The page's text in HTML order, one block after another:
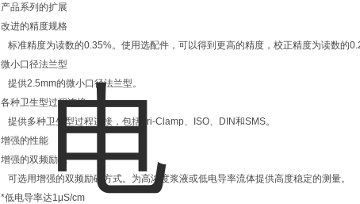
产品系列的扩展
改进的精度规格
标准精度为读数的0.35%。使用选配件，可以得到更高的精度，校正精度为读数的
微小口径法兰型
提供2.5mm的微小口径法兰型。
各种卫生型过程连接
提供多种卫生型过程连接，包括Tri-Clamp、ISO、DIN和SMS。
增强的性能
增强的双频励磁
可选用增强的双频励磁方式。为高浓度浆液或低电导率流体提供高度稳定的测量。
*低电导率达1μS/cm